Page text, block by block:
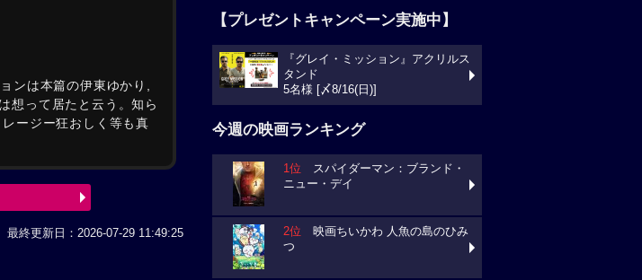
ンは本篇の伊東ゆかり,
想って居たと云う。知ら
ージー狂おしく等も真
最終更新日：2026-07-29 11:49:25
【プレゼントキャンペーン実施中】
『グレイ・ミッション』アクリルス
タンド
5名様 [〆8/16(日)]
今週の映画ランキング
1位 スパイダーマン：ブランド・
ニュー・デイ
2位 映画ちいかわ 人魚の島のひみ
つ